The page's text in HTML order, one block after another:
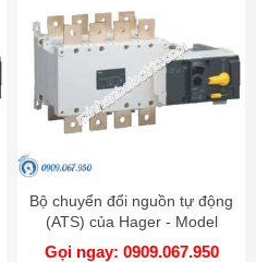
Bộ chuyển đổi nguồn tự động
(ATS) của Hager - Model
HIB440
Gọi ngay: 0909.067.950